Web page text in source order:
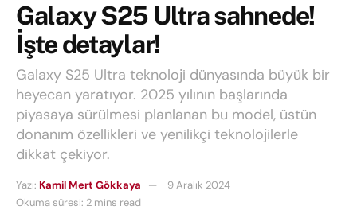
Galaxy S25 Ultra sahnede!
İşte detaylar!
Galaxy S25 Ultra teknoloji dünyasında büyük bir
heyecan yaratıyor. 2025 yılının başlarında
piyasaya sürülmesi planlanan bu model, üstün
donanım özellikleri ve yenilikçi teknolojilerle
dikkat çekiyor.
Yazı: Kamil Mert Gökkaya
9 Aralık 2024
Okuma süresi: 2 mins read